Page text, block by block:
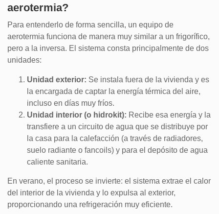
aerotermia?
Para entenderlo de forma sencilla, un equipo de
aerotermia funciona de manera muy similar a un frigorífico,
pero a la inversa. El sistema consta principalmente de dos
unidades:
Unidad exterior: Se instala fuera de la vivienda y es
la encargada de captar la energía térmica del aire,
incluso en días muy fríos.
Unidad interior (o hidrokit): Recibe esa energía y la
transfiere a un circuito de agua que se distribuye por
la casa para la calefacción (a través de radiadores,
suelo radiante o fancoils) y para el depósito de agua
caliente sanitaria.
En verano, el proceso se invierte: el sistema extrae el calor
del interior de la vivienda y lo expulsa al exterior,
proporcionando una refrigeración muy eficiente.